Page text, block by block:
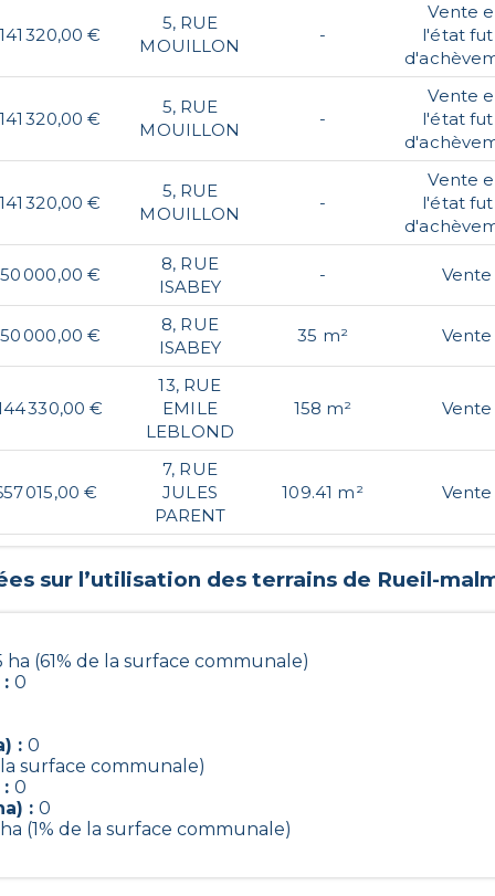
320,00 €
5, RUE
MOUILLON
-
Vente
l'état
320,00 €
5, RUE
MOUILLON
-
Vente
l'état
320,00 €
5, RUE
MOUILLON
-
Vente
l'état
000,00 €
8, RUE
ISABEY
- Vente
000,00 €
8, RUE
ISABEY
35 m² Vente
330,00 €
13, RUE
EMILE
LEBLOND
158 m² Vente
015,00 €
7, RUE
JULES
PARENT
109.41 m² Vente
sur l’utilisation des terrains de Rueil-
ha (61% de la surface communale)
0
: 0
la surface communale)
0
: 0
ha (1% de la surface communale)